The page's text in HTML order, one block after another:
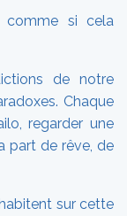
comme si cela
de notre
Chaque
regarder une
part de rêve, de
sur cette